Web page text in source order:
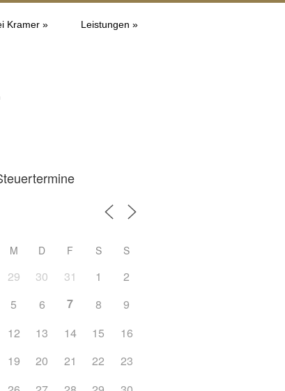
Kramer » Leistungen »
M D F S S
29 30 31 1
2
5 6 7 8
9
12 13 14 15
16
19 20 21 22
23